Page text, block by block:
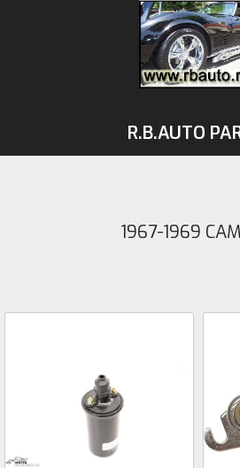
R.B.AUTO
1967-1969